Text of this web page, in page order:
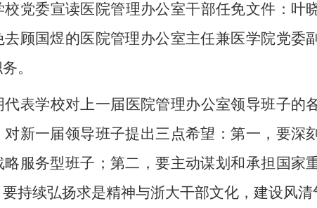
校党委宣读医院管理办公室干部任免文件：叶
去顾国煜的医院管理办公室主任兼医学院党委
。
代表学校对上一届医院管理办公室领导班子的
新一届领导班子提出三点希望：第一，要深
服务型班子；第二，要主动谋划和承担国家
持续弘扬求是精神与浙大干部文化，建设风清